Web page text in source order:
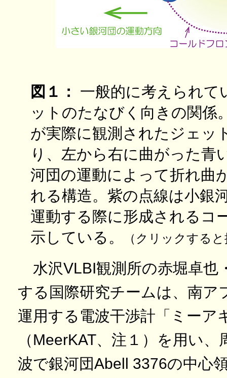
図１：
一般的に考えられて
ットのたなびく向きの関係
が実際に観測されたジェッ
り、左から右に曲がった青
河団の運動によって折れ曲
れる構造。紫の点線は小銀
運動する際に形成されるコ
示している。
（クリックする
水沢VLBI観測所の赤堀卓也
する国際研究チームは、南ア
運用する電波干渉計「ミーア
（MeerKAT、注１）を用い
波で銀河団Abell 3376の中心